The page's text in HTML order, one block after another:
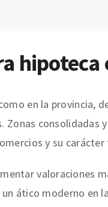
hipoteca
en la provincia,
consolidadas
y su
valoraciones
ático moderno en